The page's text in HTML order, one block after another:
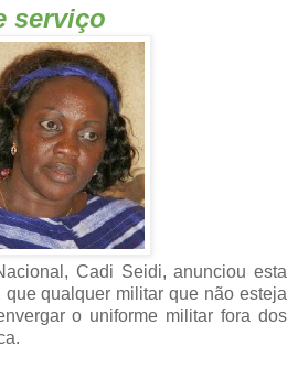
serviço
Cadi Seidi, anunciou esta
qualquer militar que não esteja
o uniforme militar fora dos